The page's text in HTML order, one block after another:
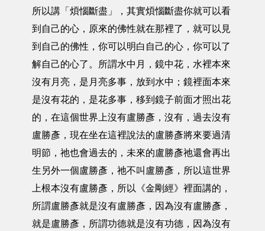
所以講「煩惱斷盡」，其實煩惱斷盡你就可以看
到自己的心，原來的佛性就在那裡了，就可以見
到自己的佛性，你可以明白自己的心，你可以了
解自己的心了。所謂水中月，鏡中花，水裡本來
沒有月亮，是月亮多事，放到水中；鏡裡面本來
是沒有花的，是花多事，移到鏡子前面才照出花
的，在這個世界上沒有盧勝彥，沒有，過去沒有
盧勝彥，現在坐在這裡說法的盧勝彥將來要過清
明節，祂也會過去的，未來的盧勝彥祂還會再出
生另外一個盧勝彥，祂不叫盧勝彥，所以這世界
上根本沒有盧勝彥，所以《金剛經》裡面講的，
所謂盧勝彥就是沒有盧勝彥，因為沒有盧勝彥，
就是盧勝彥，所謂功德就是沒有功德，因為沒有